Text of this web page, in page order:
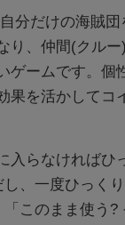
だけの海賊団
り、仲間(クル
ゲームです。個
果を活かしてコ
らなければひ
、一度ひっく
このまま使う?